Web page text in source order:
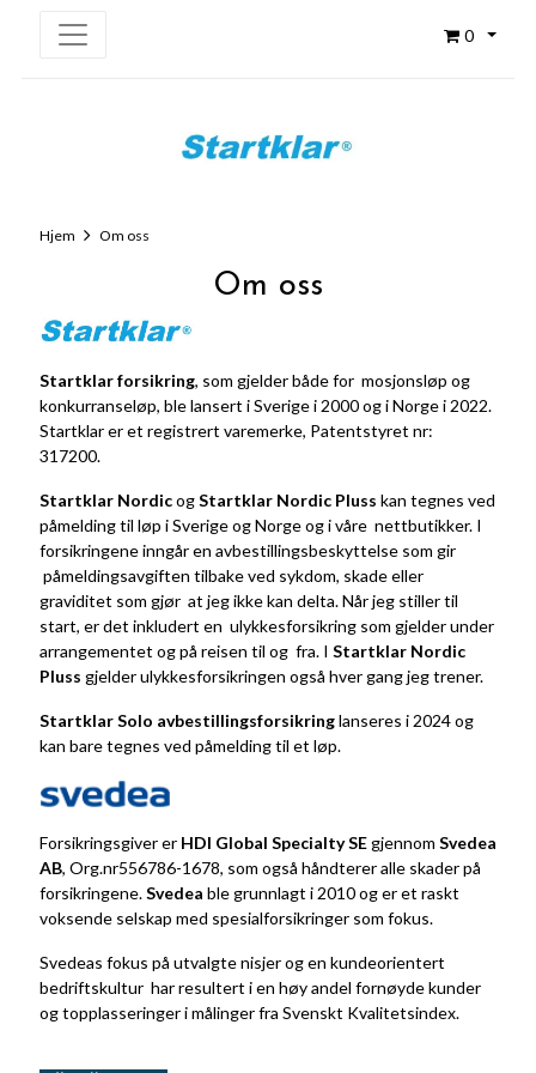
0
Hjem Om oss
Om oss
Startklar forsikring, som gjelder både for mosjonsløp og
konkurranseløp, ble lansert i Sverige i 2000 og i Norge i 2022.
Startklar er et registrert varemerke, Patentstyret nr:
317200.
Startklar NordicogStartklar Nordic Pluss kan tegnes ved
påmelding til løp i Sverige og Norge og i våre nettbutikker. I
forsikringene inngår en avbestillingsbeskyttelse som gir
påmeldingsavgiften tilbake ved sykdom, skade eller
graviditet som gjør at jeg ikke kan delta. Når jeg stiller til
start, er det inkludert en ulykkesforsikring som gjelder under
arrangementet og på reisen til og fra. I Startklar Nordic
Pluss gjelder ulykkesforsikringen også hver gang jeg trener.
Startklar Solo avbestillingsforsikringlanseres i 2024 og
kan bare tegnes ved påmelding til et løp.
Forsikringsgiver er HDI Global SpecialtySEgjennom Svedea
AB, Org.nr556786-1678, som også håndterer alle skader på
forsikringene.Svedea ble grunnlagt i 2010 og er et raskt
voksende selskap med spesialforsikringer som fokus.
Svedeas fokus på utvalgte nisjer og en kundeorientert
bedriftskultur har resultert i en høy andel fornøyde kunder
og topplasseringer i målinger fra Svenskt Kvalitetsindex.